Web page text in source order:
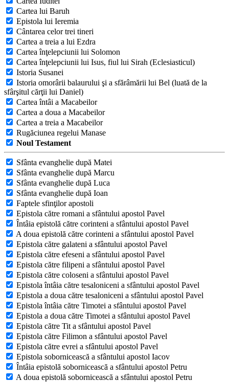
Cartea lui Baruh
Epistola lui Ieremia
Cântarea celor trei tineri
Cartea a treia a lui Ezdra
Cartea înţelepciunii lui Solomon
Cartea înţelepciunii lui Isus, fiul lui Sirah (Eclesiasticul)
Istoria Susanei
Istoria omorârii balaurului şi a sfărâmării lui Bel (luată de la
sfârşitul cărţii lui Daniel)
Cartea întâi a Macabeilor
Cartea a doua a Macabeilor
Cartea a treia a Macabeilor
Rugăciunea regelui Manase
Noul Testament
Sfânta evanghelie după Matei
Sfânta evanghelie după Marcu
Sfânta evanghelie după Luca
Sfânta evanghelie după Ioan
Faptele sfinţilor apostoli
Epistola către romani a sfântului apostol Pavel
Întâia epistolă către corinteni a sfântului apostol Pavel
A doua epistolă către corinteni a sfântului apostol Pavel
Epistola către galateni a sfântului apostol Pavel
Epistola către efeseni a sfântului apostol Pavel
Epistola către filipeni a sfântului apostol Pavel
Epistola către coloseni a sfântului apostol Pavel
Epistola întâia către tesaloniceni a sfântului apostol Pavel
Epistola a doua către tesaloniceni a sfântului apostol Pavel
Epistola întâia către Timotei a sfântului apostol Pavel
Epistola a doua către Timotei a sfântului apostol Pavel
Epistola către Tit a sfântului apostol Pavel
Epistola către Filimon a sfântului apostol Pavel
Epistola către evrei a sfântului apostol Pavel
Epistola sobornicească a sfântului apostol Iacov
Întâia epistolă sobornicească a sfântului apostol Petru
A doua epistolă sobornicească a sfântului apostol Petru